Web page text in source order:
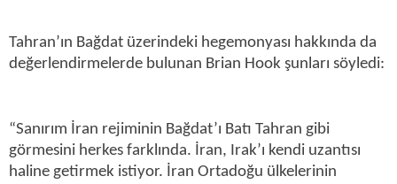
Tahran’ın Bağdat üzerindeki hegemonyası hakkında da
değerlendirmelerde bulunan Brian Hook şunları söyledi:
“Sanırım İran rejiminin Bağdat’ı Batı Tahran gibi
görmesini herkes farklında. İran, Irak’ı kendi uzantısı
haline getirmek istiyor. İran Ortadoğu ülkelerinin